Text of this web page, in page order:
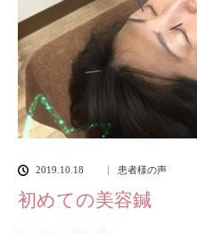
2019.10.18 患者様の声
初めての美容鍼